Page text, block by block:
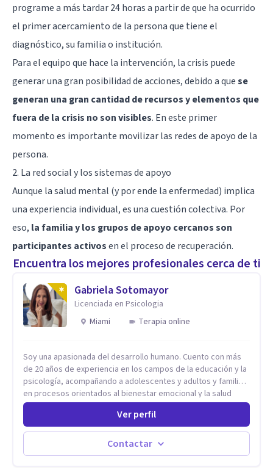
programe a más tardar 24 horas a partir de que ha ocurrido
el primer acercamiento de la persona que tiene el
diagnóstico, su familia o institución.
Para el equipo que hace la intervención, la crisis puede
generar una gran posibilidad de acciones, debido a quese
generan una gran cantidad de recursos y elementos que
fuera de la crisis no son visibles. En este primer
momento es importante movilizar las redes de apoyo de la
persona.
2. La red social y los sistemas de apoyo
Aunque la salud mental (y por ende la enfermedad) implica
una experiencia individual, es una cuestión colectiva. Por
eso, la familia y los grupos de apoyo cercanos son
participantes activosen el proceso de recuperación.
Encuentra los mejores profesionales cerca de ti
Gabriela Sotomayor
Licenciada en Psicologia
Miami
Terapia online
Soy una apasionada del desarrollo humano. Cuento con más
de 20 años de experiencia en los campos de la educación y la
psicología, acompañando a adolescentes y adultos y familias
en procesos orientados al bienestar emocional y la salud
mental. Mi visión es contribuir, a través de mi trabajo, a que
las personas accedan a una vida más digna, plena y con
sentido. Considero que esto es posible cuando
desarrollamos una mayor conciencia de nuestro mundo
interior y de la manera en que nuestras experiencias influyen
Ver perfil
Contactar